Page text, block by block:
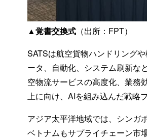
▲覚書交換式 （出所：FPT）
SATSは航空貨物ハンドリング
ータ、自動化、システム刷新な
空物流サービスの高度化、業務
上に向け、AIを組み込んだ戦略
アジア太平洋地域では、シンガ
ベトナムもサプライチェーン市